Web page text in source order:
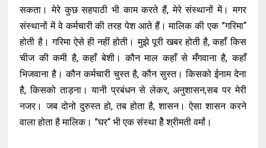
सकता। मेरे कुछ सहपाठी भी काम करते हैं, मेरे संस्थानों में। मगर
संस्थानों में वे कर्मचारी की तरह पेश आते हैं। मालिक की एक ”गरिमा“
होती है। गरिमा ऐसे ही नहीं होती। मुझे पूरी खबर होती है, कहाँ किस
चीज की कमी है, कहाँ बेशी। कौन माल कहाँ से मँगवाना है, कहाँ
भिजवाना है। कौन कर्मचारी चुस्त है, कौन सुस्त। किसको ईनाम देना
है, किसको ताड़ना। यानी प्रबंधन से लेकर, अनुशासन,सब पर मेरी
नजर। जब दोनो दुरुस्त हो, तब होता है, शासन। ऐसा शासन करने
वाला होता है मालिक। ”घर“ भी एक संस्था हेै श्रीमती वर्मां।